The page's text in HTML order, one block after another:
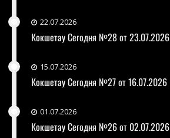
22.07.2026
Кокшетау Сегодня №28 от 23.07.2026
15.07.2026
Кокшетау Сегодня №27 от 16.07.2026
01.07.2026
Кокшетау Сегодня №26 от 02.07.2026